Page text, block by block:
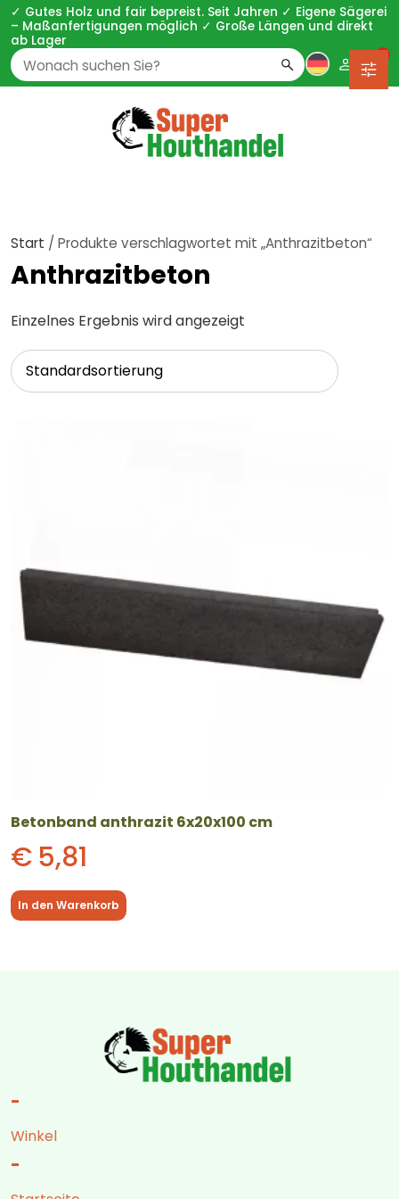
✓ Gutes Holz und fair bepreist. Seit Jahren ✓ Eigene Sägerei
– Maßanfertigungen möglich ✓ Große Längen und direkt
ab Lager
Zoeken
naar:
0
Start / Produkte verschlagwortet mit „Anthrazitbeton“
Anthrazitbeton
Einzelnes Ergebnis wird angezeigt
Betonband anthrazit 6x20x100 cm
€5,81
In den Warenkorb
-
Winkel
-